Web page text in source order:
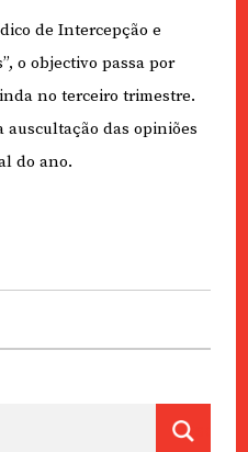
de Intercepção e
o objectivo passa por
no terceiro trimestre.
auscultação das opiniões
do ano.